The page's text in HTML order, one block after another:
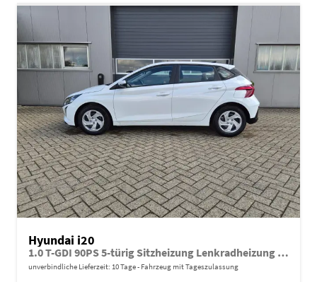
Hyundai i20
1.0 T-GDI 90PS 5-türig Sitzheizung Lenkradheizung Rückf.Kamera PDC Klima Apple CarPlay Android Auto Tempomat Touchscreen
unverbindliche Lieferzeit: 10 Tage Fahrzeug mit Tageszulassung